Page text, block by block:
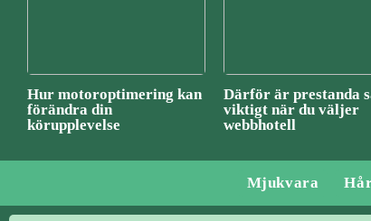
Hur motoroptimering kan
förändra din
körupplevelse
Därför är prestanda
viktigt när du väljer
webbhotell
Mjukvara